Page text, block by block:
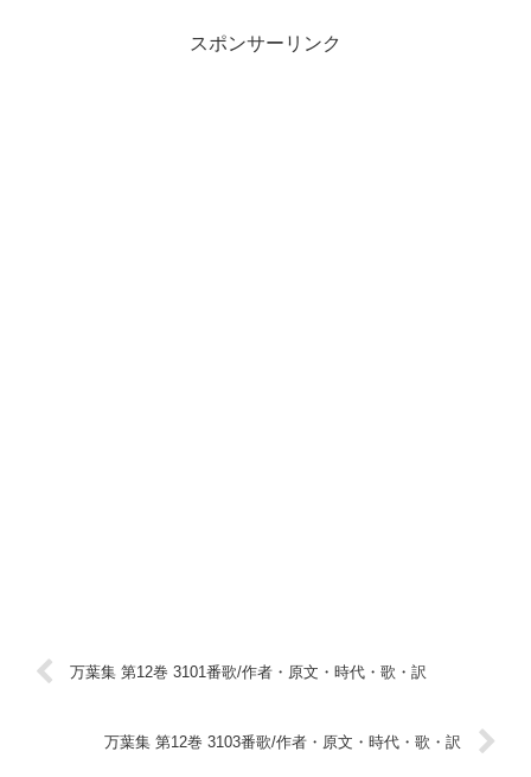
スポンサーリンク
万葉集 第12巻 3101番歌/作者・原文・時代・歌・訳
万葉集 第12巻 3103番歌/作者・原文・時代・歌・訳